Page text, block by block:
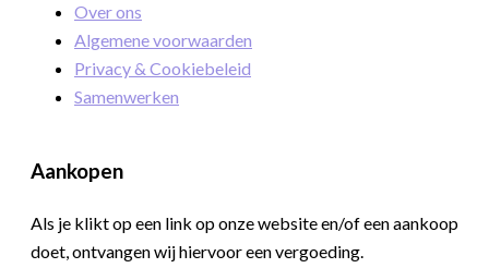
Over ons
Algemene voorwaarden
Privacy & Cookiebeleid
Samenwerken
Aankopen
Als je klikt op een link op onze website en/of een aankoop
doet, ontvangen wij hiervoor een vergoeding.